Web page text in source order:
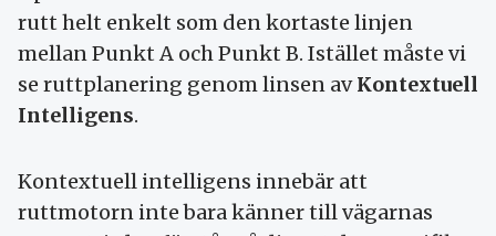
rutt helt enkelt som den kortaste linjen
mellan Punkt A och Punkt B. Istället måste vi
se ruttplanering genom linsen avKontextuell
Intelligens.
Kontextuell intelligens innebär att
ruttmotorn inte bara känner till vägarnas